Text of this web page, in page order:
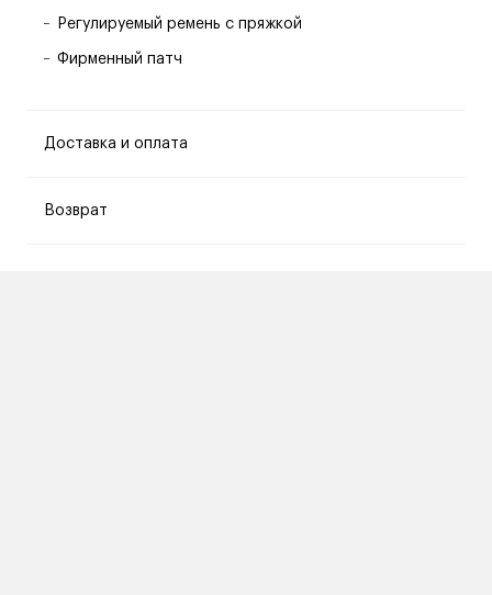
Регулируемый ремень с пряжкой
Фирменный патч
Доставка и оплата
Возврат